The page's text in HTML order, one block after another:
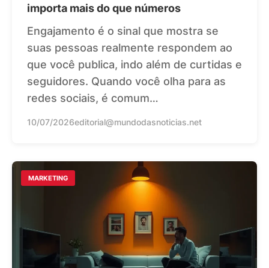
importa mais do que números
Engajamento é o sinal que mostra se
suas pessoas realmente respondem ao
que você publica, indo além de curtidas e
seguidores. Quando você olha para as
redes sociais, é comum…
10/07/2026editorial@mundodasnoticias.net
MARKETING